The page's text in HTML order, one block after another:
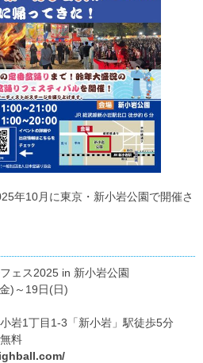
年10月に東京・新小岩公園で開催さ
ェス2025 in 新小岩公園
)～19日(日)
岩1丁目1-3「新小岩」駅徒歩5分
料